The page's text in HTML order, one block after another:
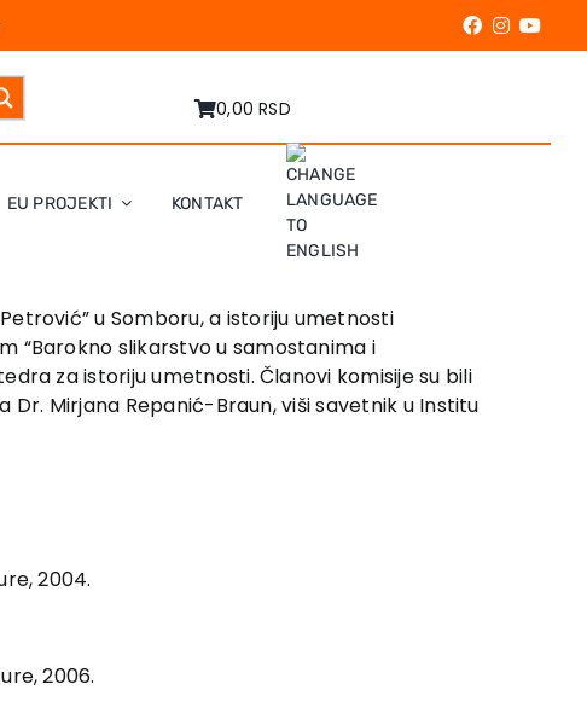
0,00 RSD
EU PROJEKTI KONTAKT
u Somboru, a istoriju umetnosti
“Barokno slikarstvo u samostanima i
za istoriju umetnosti. Članovi komisije su bili
Mirjana Repanić-Braun, viši savetnik u Institu
2004.
2006.